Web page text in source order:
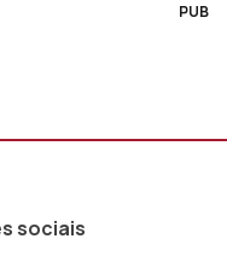
PUB
sociais